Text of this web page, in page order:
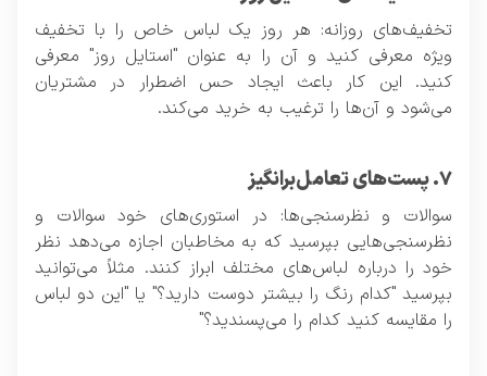
تخفیف‌های روزانه: هر روز یک لباس خاص را با تخفیف
ویژه معرفی کنید و آن را به عنوان "استایل روز" معرفی
کنید. این کار باعث ایجاد حس اضطرار در مشتریان
می‌شود و آن‌ها را ترغیب به خرید می‌کند.
۷. پست‌های تعامل‌بر‌انگیز
سوالات و نظرسنجی‌ها: در استوری‌های خود سوالات و
نظرسنجی‌هایی بپرسید که به مخاطبان اجازه می‌دهد نظر
خود را درباره لباس‌های مختلف ابراز کنند. مثلاً می‌توانید
بپرسید "کدام رنگ را بیشتر دوست دارید؟" یا "این دو لباس
را مقایسه کنید کدام را می‌پسندید؟"